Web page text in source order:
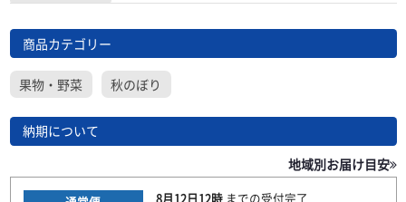
商品カテゴリー
果物・野菜 秋のぼり
納期について
地域別お届け目安
8月12日12時までの受付完了